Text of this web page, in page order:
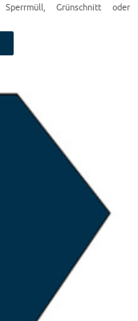
Grünschnitt oder